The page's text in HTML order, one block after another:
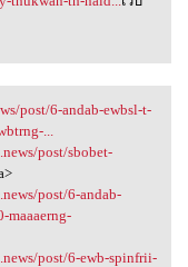
post/6-andab-ewbsl-t-
...
post/sbobet-
post/6-andab-
maaaerng-
post/6-ewb-spinfrii-